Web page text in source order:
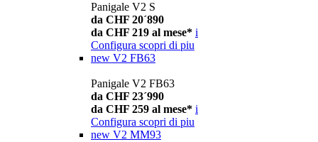
Panigale V2 S
da CHF 20´890
da CHF 219 al mese* i
Configura scopri di piu
new V2 FB63
Panigale V2 FB63
da CHF 23´990
da CHF 259 al mese* i
Configura scopri di piu
new V2 MM93